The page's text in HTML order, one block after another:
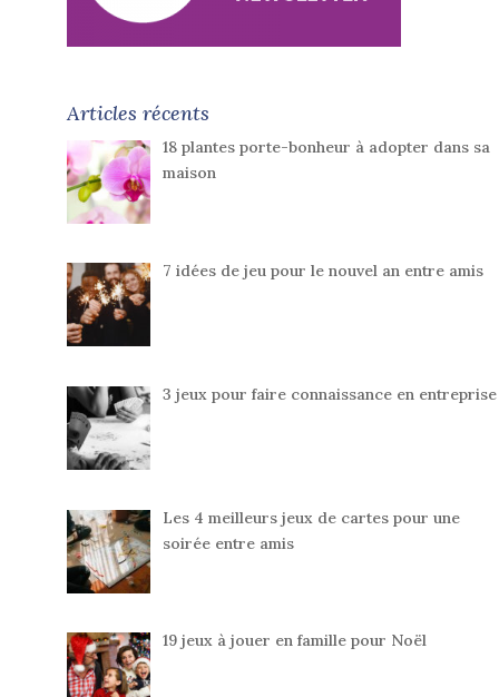
Articles récents
18 plantes porte-bonheur à adopter dans sa
maison
7 idées de jeu pour le nouvel an entre amis
3 jeux pour faire connaissance en entreprise
Les 4 meilleurs jeux de cartes pour une
soirée entre amis
19 jeux à jouer en famille pour Noël